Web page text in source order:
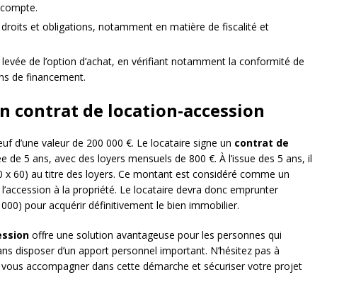
et obligations, notamment en matière de fiscalité et
de l’option d’achat, en vérifiant notamment la conformité de
de financement.
contrat de location-accession
d’une valeur de 200 000 €. Le locataire signe un contrat de
de 5 ans, avec des loyers mensuels de 800 €. À l’issue des 5 ans, il
x 60) au titre des loyers. Ce montant est considéré comme un
à la propriété. Le locataire devra donc emprunter
pour acquérir définitivement le bien immobilier.
offre une solution avantageuse pour les personnes qui
disposer d’un apport personnel important. N’hésitez pas à
accompagner dans cette démarche et sécuriser votre projet